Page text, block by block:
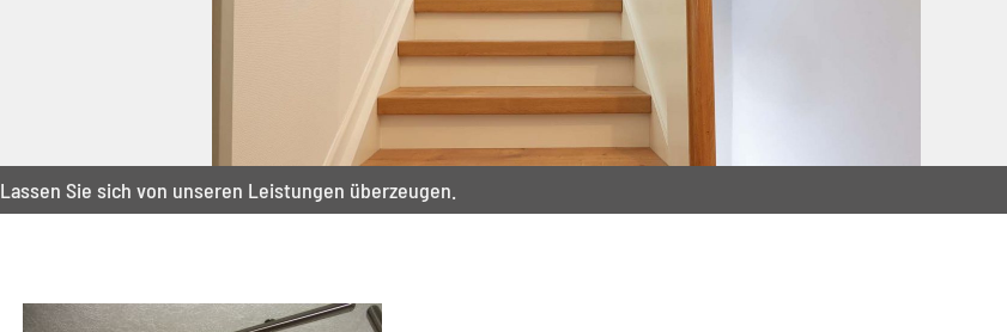
Lassen Sie sich von unseren Leistungen überzeugen.